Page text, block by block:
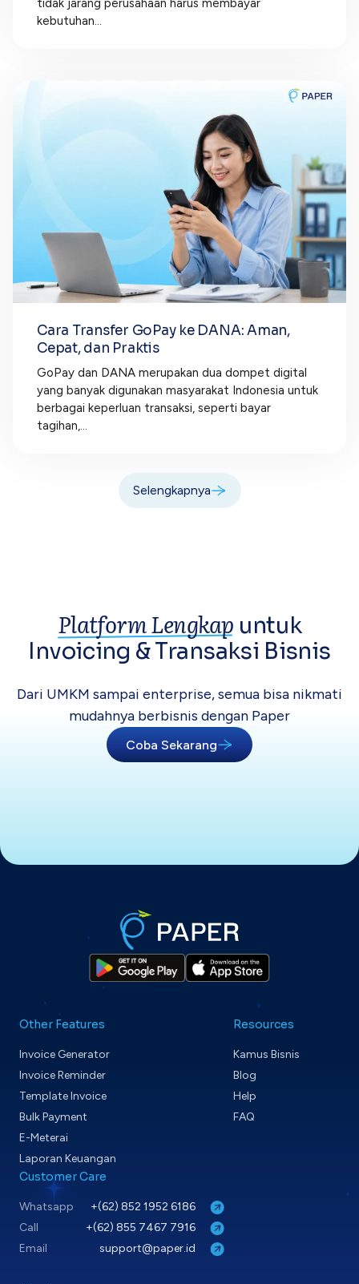
tidak jarang perusahaan harus membayar
kebutuhan...
Cara Transfer GoPay ke DANA: Aman,
Cepat, dan Praktis
GoPay dan DANA merupakan dua dompet digital
yang banyak digunakan masyarakat Indonesia untuk
berbagai keperluan transaksi, seperti bayar
tagihan,...
Selengkapnya
Platform Lengkap untuk
Invoicing &Transaksi Bisnis
Dari UMKM sampai enterprise, semua bisa nikmati
mudahnya berbisnis dengan Paper
Coba Sekarang
Other Features
Invoice Generator
Invoice Reminder
Template Invoice
Bulk Payment
E-Meterai
Laporan Keuangan
Resources
Kamus Bisnis
Blog
Help
FAQ
Customer Care
Whatsapp
+(62) 852 1952 6186
Call
+(62) 855 7467 7916
Email
support@paper.id